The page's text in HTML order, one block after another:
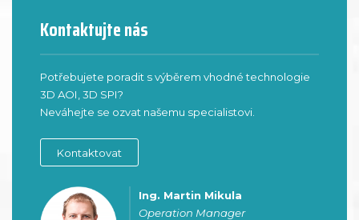
Kontaktujte nás
Potřebujete poradit s výběrem vhodné technologie
3D AOI, 3D SPI?
Neváhejte se ozvat našemu specialistovi.
Kontaktovat
Ing. Martin Mikula
Operation Manager